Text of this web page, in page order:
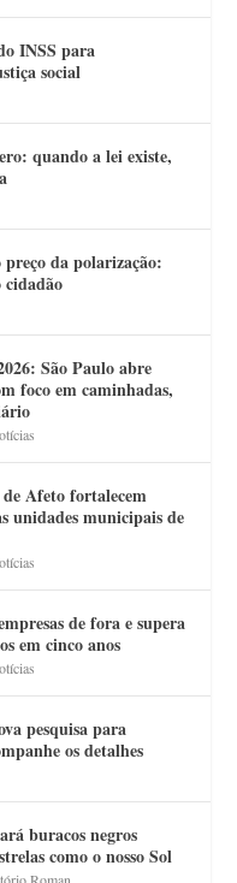
INSS para
social
quando a lei existe,
da polarização:
cidadão
São Paulo abre
foco em caminhadas,
Afeto fortalecem
unidades municipais de
de fora e supera
em cinco anos
pesquisa para
os detalhes
buracos negros
como o nosso Sol
Roman